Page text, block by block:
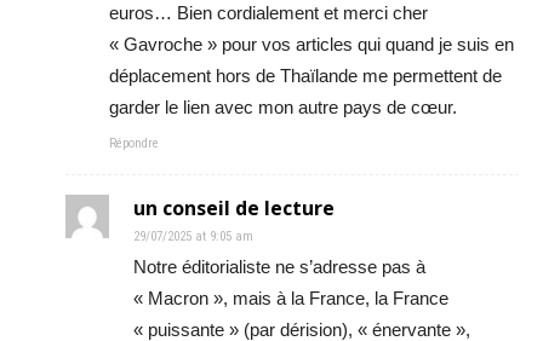
euros… Bien cordialement et merci cher
« Gavroche » pour vos articles qui quand je suis en
déplacement hors de Thaïlande me permettent de
garder le lien avec mon autre pays de cœur.
Répondre
un conseil de lecture
29/07/2025 at 9:05 am
Notre éditorialiste ne s’adresse pas à
« Macron », mais à la France, la France
« puissante » (par dérision), « énervante »,